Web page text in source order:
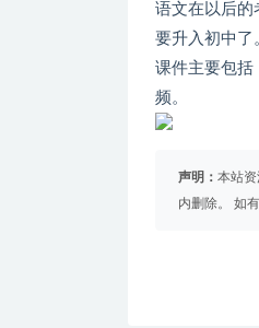
语文在以后的
要升入初中了
课件主要包括
频。
声明： 本站
内删除。 如